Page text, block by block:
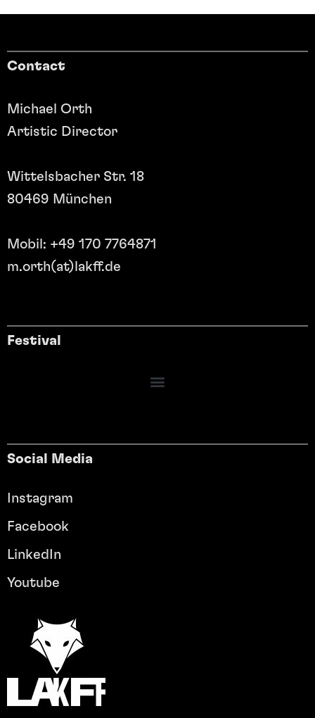
Contact
Michael Orth
Artistic Director
Wittelsbacher Str. 18
80469 München
Mobil: +49 170 7764871
m.orth(at)lakff.de
Festival
Social Media
Instagram
Facebook
LinkedIn
Youtube